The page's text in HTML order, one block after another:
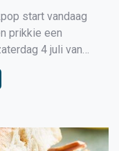
start vandaag
prikkie een
4 juli van
met heerlijke
Dijkpop Blind-